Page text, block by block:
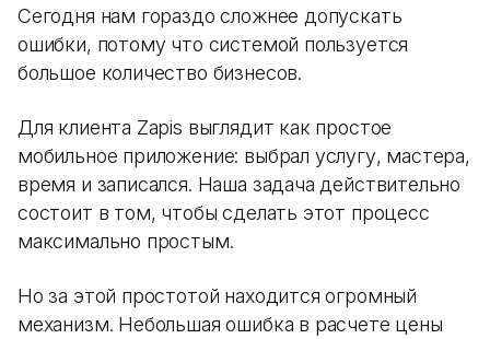
Сегодня нам гораздо сложнее допускать
ошибки, потому что системой пользуется
большое количество бизнесов.
Для клиента Zapis выглядит как простое
мобильное приложение: выбрал услугу, мастера,
время и записался. Наша задача действительно
состоит в том, чтобы сделать этот процесс
максимально простым.
Но за этой простотой находится огромный
механизм. Небольшая ошибка в расчете цены